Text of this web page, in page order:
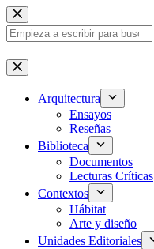
Saltar
al
contenido
Sin
resultados
Arquitectura
Ensayos
Reseñas
Biblioteca
Documentos
Lecturas Críticas
Contextos
Hábitat
Arte y diseño
Unidades Editoriales